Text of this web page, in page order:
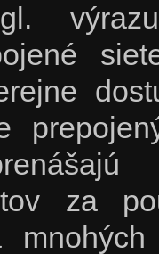
výrazu
za